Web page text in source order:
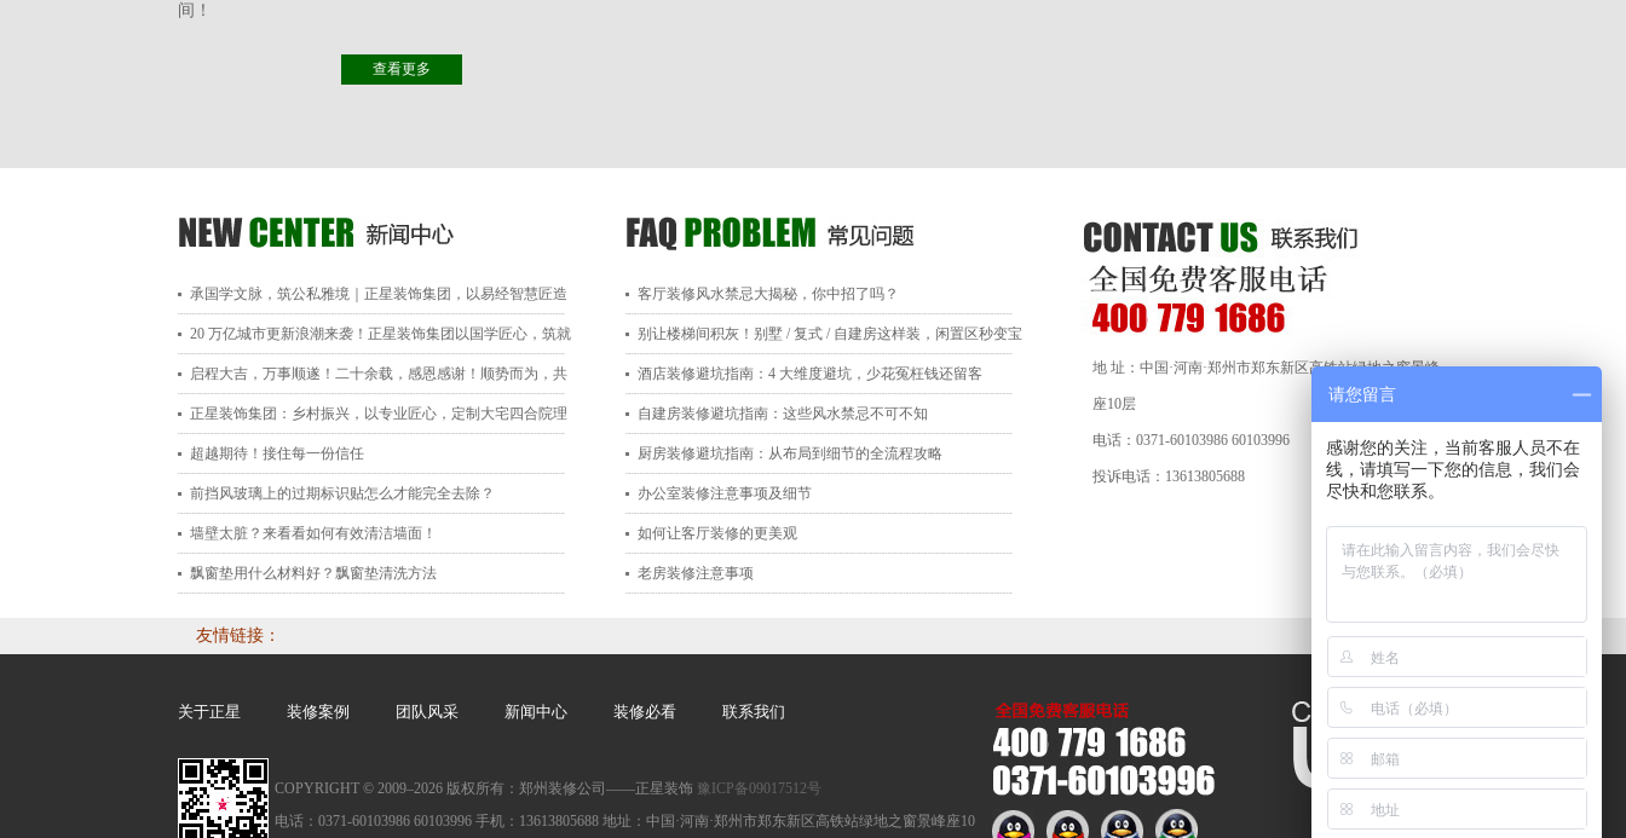
间！
查看更多
承国学文脉，筑公私雅境｜正星装饰集团，以易经智慧匠造
理想空间
20 万亿城市更新浪潮来袭！正星装饰集团以国学匠心，筑就
人居新未来
启程大吉，万事顺遂！二十余载，感恩感谢！顺势而为，共
赢未来！
正星装饰集团：乡村振兴，以专业匠心，定制大宅四合院理
想生活
超越期待！接住每一份信任
前挡风玻璃上的过期标识贴怎么才能完全去除？
墙壁太脏？来看看如何有效清洁墙面！
飘窗垫用什么材料好？飘窗垫清洗方法
客厅装修风水禁忌大揭秘，你中招了吗？
别让楼梯间积灰！别墅 / 复式 / 自建房这样装，闲置区秒变宝
藏空间
酒店装修避坑指南：4 大维度避坑，少花冤枉钱还留客
自建房装修避坑指南：这些风水禁忌不可不知
厨房装修避坑指南：从布局到细节的全流程攻略
办公室装修注意事项及细节
如何让客厅装修的更美观
老房装修注意事项
地 址：中国·河南·郑州市郑东新区高铁站绿地之窗景峰
座10层
电话：0371-60103986 60103996
投诉电话：13613805688
友情链接：
关于正星 装修案例 团队风采 新闻中心 装修必看 联系我们
COPYRIGHT © 2009–2026 版权所有：郑州装修公司——正星装饰 豫ICP备09017512号
电话：0371-60103986 60103996 手机：13613805688 地址：中国·河南·郑州市郑东新区高铁站绿地之窗景峰座10
请您留言
感谢您的关注，当前客服人员不在
线，请填写一下您的信息，我们会
尽快和您联系。